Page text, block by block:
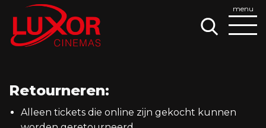
Retourneren:
Alleen tickets die online zijn gekocht kunnen